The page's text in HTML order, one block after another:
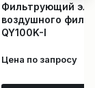
Фильтрующий
воздушного
QY100K-I
Цена по запросу